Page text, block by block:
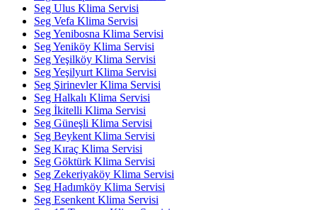
Seg Ulus Klima Servisi
Seg Vefa Klima Servisi
Seg Yenibosna Klima Servisi
Seg Yeniköy Klima Servisi
Seg Yeşilköy Klima Servisi
Seg Yeşilyurt Klima Servisi
Seg Şirinevler Klima Servisi
Seg Halkalı Klima Servisi
Seg İkitelli Klima Servisi
Seg Güneşli Klima Servisi
Seg Beykent Klima Servisi
Seg Kıraç Klima Servisi
Seg Göktürk Klima Servisi
Seg Zekeriyaköy Klima Servisi
Seg Hadımköy Klima Servisi
Seg Esenkent Klima Servisi